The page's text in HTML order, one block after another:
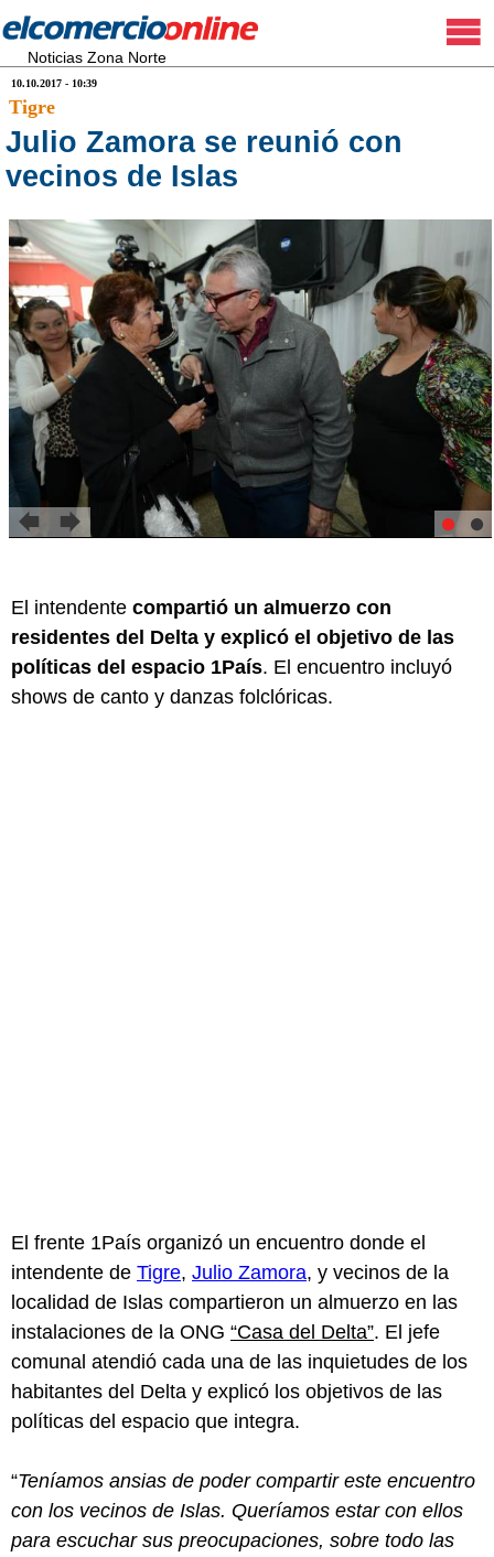
Noticias Zona Norte
10.10.2017 - 10:39
Tigre
Julio Zamora se reunió con
vecinos de Islas
El intendente compartió un almuerzo con
residentes del Delta y explicó el objetivo de las
políticas del espacio 1País. El encuentro incluyó
shows de canto y danzas folclóricas.
El frente 1País organizó un encuentro donde el
intendente de Tigre, Julio Zamora, y vecinos de la
localidad de Islas compartieron un almuerzo en las
instalaciones de la ONG “Casa del Delta”. El jefe
comunal atendió cada una de las inquietudes de los
habitantes del Delta y explicó los objetivos de las
políticas del espacio que integra.
“Teníamos ansias de poder compartir este encuentro
con los vecinos de Islas. Queríamos estar con ellos
para escuchar sus preocupaciones, sobre todo las